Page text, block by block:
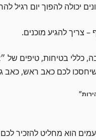
יכולה להפוך יום רגיל
צריך להגיע מוכנים.
כללי בטיחות, טיפים
לכם כאב ראש, כאב
הוא מחליט להזכיר